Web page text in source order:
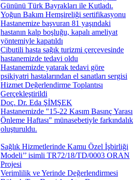
Gününü Türk Bayrakları ile Kutladı.
Yoğun Bakım Hemşireliği sertifikasyonu
Hastanemize başvuran 81 yaşındaki
hastanın kalp boşluğu, kapalı ameliyat
yöntemiyle kapatıldı
Cibutili hasta sağık turizmi çerçevesinde
hastanemizde tedavi oldu
Hastanemizde yatarak tedavi göre
psikiyatri hastalarından el sanatları sergisi
Hizmet Değerlendirme Toplantısı
Gerçekleştirildi
Doç. Dr. Eda ŞİMŞEK
Hastanemizde "15-22 Kasım Basınç Yarası
Önleme Haftası" münasebetiyle farkındalık
oluşturuldu.
Sağlık Hizmetlerinde Kamu Özel İşbirliği
Modeli’’ isimli TR72/18/TD/0003 ORAN
Projesi
Verimlilik ve Yerinde Değerlendirmesi